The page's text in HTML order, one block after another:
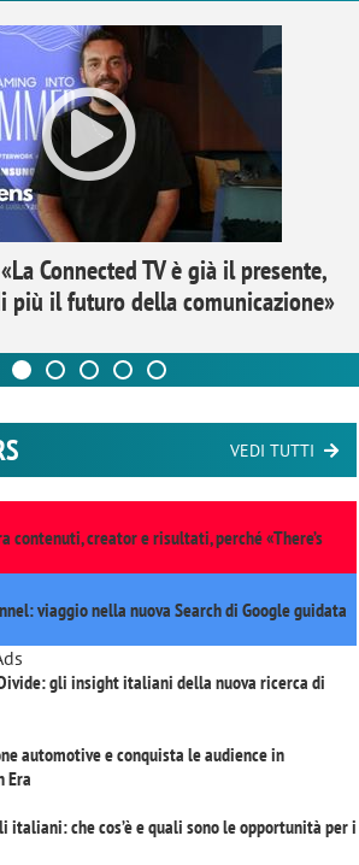
Connected TV è già il presente,
più il futuro della comunicazione»
VEDI TUTTI
contenuti, creator e risultati, perché «There’s
viaggio nella nuova Search di Google guidata
gli insight italiani della nuova ricerca di
automotive e conquista le audience in
Era
italiani: che cos’è e quali sono le opportunità per i